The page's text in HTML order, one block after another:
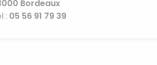
Bordeaux
: 05 56 91 79 39